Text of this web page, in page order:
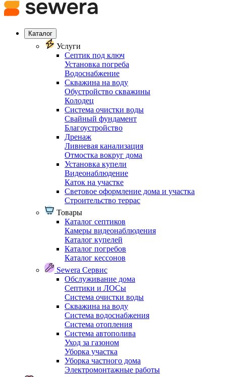
Каталог
Услуги
Септик под ключ
Установка погреба
Водоснабжение
Скважина на воду
Обустройство скважины
Колодец
Система очистки воды
Свайный фундамент
Благоустройство
Дренаж
Ливневая канализация
Отмостка вокруг дома
Установка купели
Видеонаблюдение
Каток на участке
Световое оформление дома и участка
Строительство террас
Товары
Каталог септиков
Камеры видеонаблюдения
Каталог купелей
Каталог погребов
Каталог кессонов
Sewera Сервис
Обслуживание дома
Септики и ЛОСы
Система очистки воды
Скважина на воду
Система водоснабжения
Система отопления
Система автополива
Уход за газоном
Уборка участка
Уборка частного дома
Электромонтажные работы